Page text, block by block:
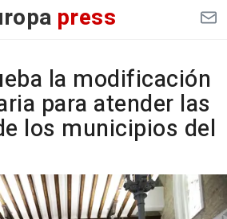
press
la modificación
para atender las
los municipios del